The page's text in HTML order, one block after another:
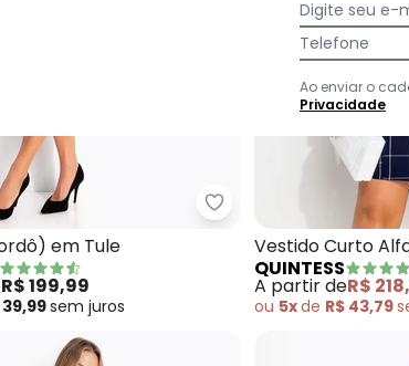
Listrado Bordô em Tecido de Alfaiataria
Quintess - Vestido
em Tule
R$ 199,99
39,99sem juros
Vestido Curto
Azul com Manga
QUINTESS
A partir deR$
ou 5xde R$ 43,79
Digite seu e-
Telefone
Ao enviar o
Privacidade